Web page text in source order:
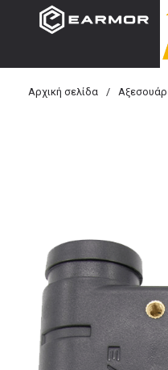
Αρχική σελίδα / Αξεσουάρ